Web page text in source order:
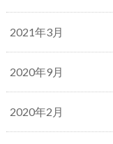
2021年3月
2020年9月
2020年2月